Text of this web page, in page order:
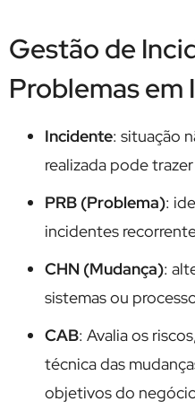
Gestão de
Problemas em
Incidente: situação
realizada pode
PRB (Problema):
incidentes
CHN (Mudança):
sistemas ou
CAB: Avalia os
técnica das
objetivos do